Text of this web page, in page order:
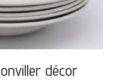
décor